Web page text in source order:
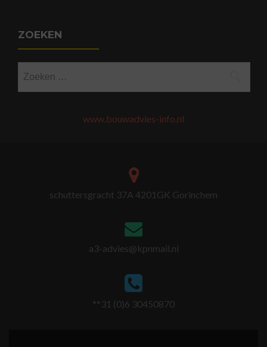
ZOEKEN
naar:
www.bouwadvies-info.nl
schuttersgracht 37A 4201GK Gorinchem
a3-advies@kpnmail.nl
**31 (0)6 30450870